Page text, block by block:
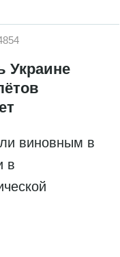
Украине
виновным в
в